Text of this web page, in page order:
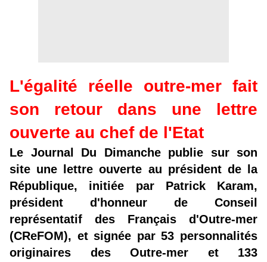
L'égalité réelle outre-mer fait
son retour dans une lettre
ouverte au chef de l'Etat
Le Journal Du Dimanche publie sur son
site une lettre ouverte au président de la
République, initiée par Patrick Karam,
président d'honneur de Conseil
représentatif des Français d'Outre-mer
(CReFOM), et signée par 53 personnalités
originaires des Outre-mer et 133